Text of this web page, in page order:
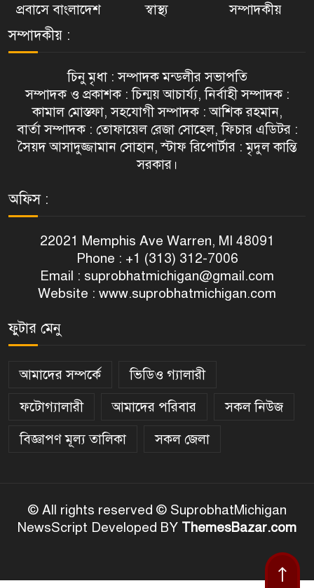
প্রবাসে বাংলাদেশ
স্বাস্থ্য সম্পাদকীয়
সম্পাদকীয় :
চিনু মৃধা : সম্পাদক মন্ডলীর সভাপতি
সম্পাদক ও প্রকাশক : চিন্ময় আচার্য্য, নির্বাহী সম্পাদক :
কামাল মোস্তফা, সহযোগী সম্পাদক : আশিক রহমান,
বার্তা সম্পাদক : তোফায়েল রেজা সোহেল, ফিচার এডিটর :
সৈয়দ আসাদুজ্জামান সোহান, স্টাফ রিপোর্টার : মৃদুল কান্তি
সরকার।
অফিস :
22021 Memphis Ave Warren, MI 48091
Phone : +1 (313) 312-7006
Email : suprobhatmichigan@gmail.com
Website : www.suprobhatmichigan.com
ফুটার মেনু
আমাদের সম্পর্কে
ভিডিও গ্যালারী
ফটোগ্যালারী
আমাদের পরিবার
সকল নিউজ
বিজ্ঞাপণ মূল্য তালিকা
সকল জেলা
© All rights reserved © SuprobhatMichigan
NewsScript Developed BY ThemesBazar.com